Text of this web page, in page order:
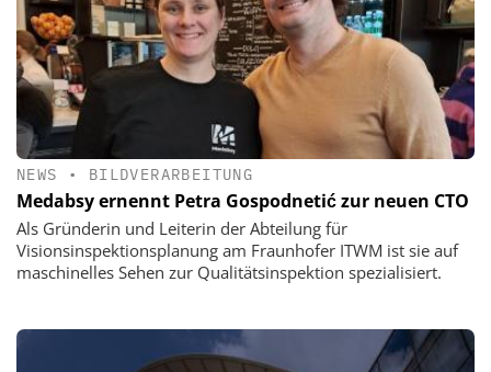
NEWS • BILDVERARBEITUNG
Medabsy ernennt Petra Gospodnetić zur neuen CTO
Als Gründerin und Leiterin der Abteilung für
Visionsinspektionsplanung am Fraunhofer ITWM ist sie auf
maschinelles Sehen zur Qualitätsinspektion spezialisiert.